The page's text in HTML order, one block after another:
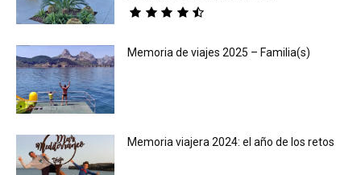
Memoria de viajes 2025 – Familia(s)
Memoria viajera 2024: el año de los retos